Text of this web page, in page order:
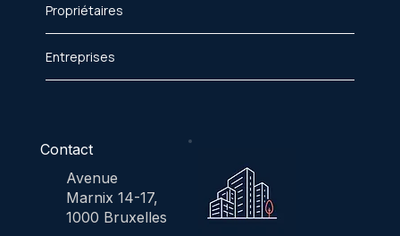
Propriétaires
Entreprises
Contact
Avenue
Marnix 14-17,
1000 Bruxelles